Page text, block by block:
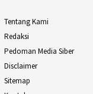
Tentang Kami
Redaksi
Pedoman Media Siber
Disclaimer
Sitemap